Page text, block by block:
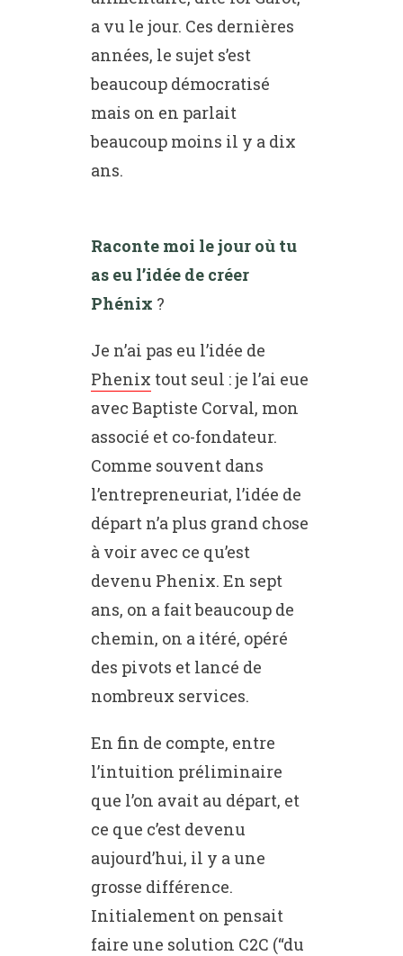
a vu le jour. Ces dernières
années, le sujet s’est
beaucoup démocratisé
mais on en parlait
beaucoup moins il y a dix
ans.
Raconte moi le jour où tu
as eu l’idée de créer
Phénix ?
Je n’ai pas eu l’idée de
Phenix tout seul : je l’ai eue
avec Baptiste Corval, mon
associé et co-fondateur.
Comme souvent dans
l’entrepreneuriat, l’idée de
départ n’a plus grand chose
à voir avec ce qu’est
devenu Phenix. En sept
ans, on a fait beaucoup de
chemin, on a itéré, opéré
des pivots et lancé de
nombreux services.
En fin de compte, entre
l’intuition préliminaire
que l’on avait au départ, et
ce que c’est devenu
aujourd’hui, il y a une
grosse différence.
Initialement on pensait
faire une solution C2C (“du